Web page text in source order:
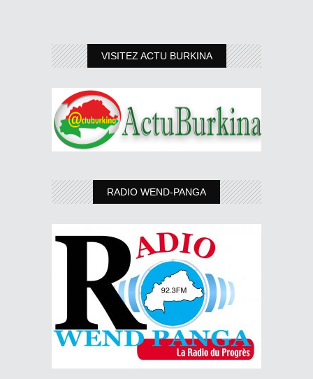
VISITEZ ACTU BURKINA
RADIO WEND-PANGA